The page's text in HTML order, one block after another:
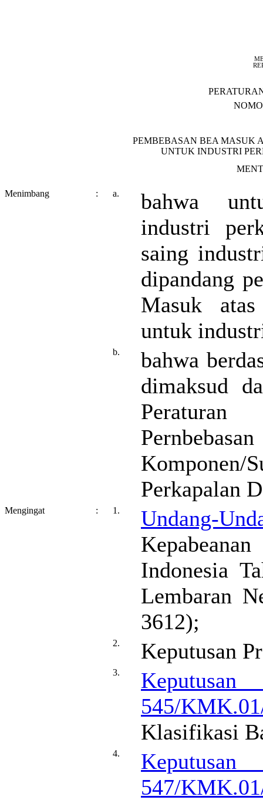
PEMBEBASAN BEA MASUK
UNTUK INDUSTRI
Menimbang : a.
bahwa
industri
saing
dipandang
Masuk
untuk
b.
bahwa
dimaksud
Perkapalan
Mengingat : 1.
Undang-
Indonesia
Lembaran
3612);
2. Keputusan
3.
545/
Klasifikasi
4.
547/